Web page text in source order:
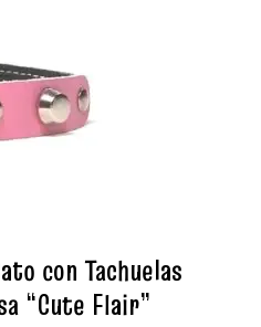
con Tachuelas
“Cute Flair”